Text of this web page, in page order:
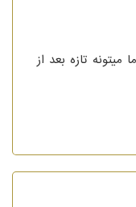
تازه بعد از